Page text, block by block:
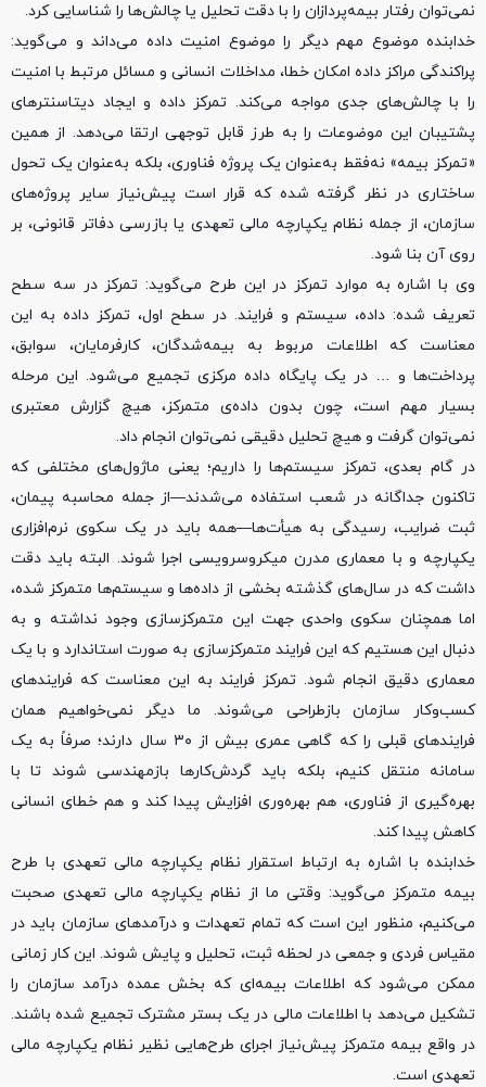
نمی‌توان رفتار بیمه‌پردازان را با دقت تحلیل یا چالش‌ها را شناسایی کرد.
خدابنده موضوع مهم دیگر را موضوع امنیت داده می‌داند و می‌گوید:
پراکندگی مراکز داده امکان خطا، مداخلات انسانی و مسائل مرتبط با امنیت
را با چالش‌های جدی مواجه می‌کند. تمرکز داده و ایجاد دیتاسنتر‌های
پشتیبان این موضوعات را به طرز قابل توجهی ارتقا می‌دهد. از همین
«تمرکز بیمه» نه‌فقط به‌عنوان یک پروژه فناوری، بلکه به‌عنوان یک تحول
ساختاری در نظر گرفته شده که قرار است پیش‌نیاز سایر پروژه‌های
سازمان، از جمله نظام یکپارچه مالی تعهدی یا بازرسی دفاتر قانونی، بر
روی آن بنا شود.
وی با اشاره به موارد تمرکز در این طرح می‌گوید: تمرکز در سه سطح
تعریف شده: داده، سیستم و فرایند. در سطح اول، تمرکز داده به این
معناست که اطلاعات مربوط به بیمه‌شدگان، کارفرمایان، سوابق،
پرداخت‌ها و … در یک پایگاه داده مرکزی تجمیع می‌شود. این مرحله
بسیار مهم است، چون بدون داده‌ی متمرکز، هیچ گزارش معتبری
نمی‌توان گرفت و هیچ تحلیل دقیقی نمی‌توان انجام داد.
در گام بعدی، تمرکز سیستم‌ها را داریم؛ یعنی ماژول‌های مختلفی که
تاکنون جداگانه در شعب استفاده می‌شدند—از جمله محاسبه پیمان،
ثبت ضرایب، رسیدگی به هیأت‌ها—همه باید در یک سکوی نرم‌افزاری
یکپارچه و با معماری مدرن میکروسرویسی اجرا شوند. البته باید دقت
داشت که در سال‌های گذشته بخشی از داده‌ها و سیستم‌ها متمرکز شده،
اما همچنان سکوی واحدی جهت این متمرکزسازی وجود نداشته و به
دنبال این هستیم که این فرایند متمرکزسازی به صورت استاندارد و با یک
معماری دقیق انجام شود. تمرکز فرایند به این معناست که فرایند‌های
کسب‌وکار سازمان بازطراحی می‌شوند. ما دیگر نمی‌خواهیم همان
فرایند‌های قبلی را که گاهی عمری بیش از ۳۰ سال دارند؛ صرفاً به یک
سامانه منتقل کنیم، بلکه باید گردش‌کار‌ها بازمهندسی شوند تا با
بهره‌گیری از فناوری، هم بهره‌وری افزایش پیدا کند و هم خطای انسانی
کاهش پیدا کند.
خدابنده با اشاره به ارتباط استقرار نظام یکپارچه مالی تعهدی با طرح
بیمه متمرکز می‌گوید: وقتی ما از نظام یکپارچه مالی تعهدی صحبت
می‌کنیم، منظور این است که تمام تعهدات و درآمد‌های سازمان باید در
مقیاس فردی و جمعی در لحظه ثبت، تحلیل و پایش شوند. این کار زمانی
ممکن می‌شود که اطلاعات بیمه‌ای که بخش عمده درآمد سازمان را
تشکیل می‌دهد با اطلاعات مالی در یک بستر مشترک تجمیع شده باشند.
در واقع بیمه متمرکز پیش‌نیاز اجرای طرح‌هایی نظیر نظام یکپارچه مالی
تعهدی است.